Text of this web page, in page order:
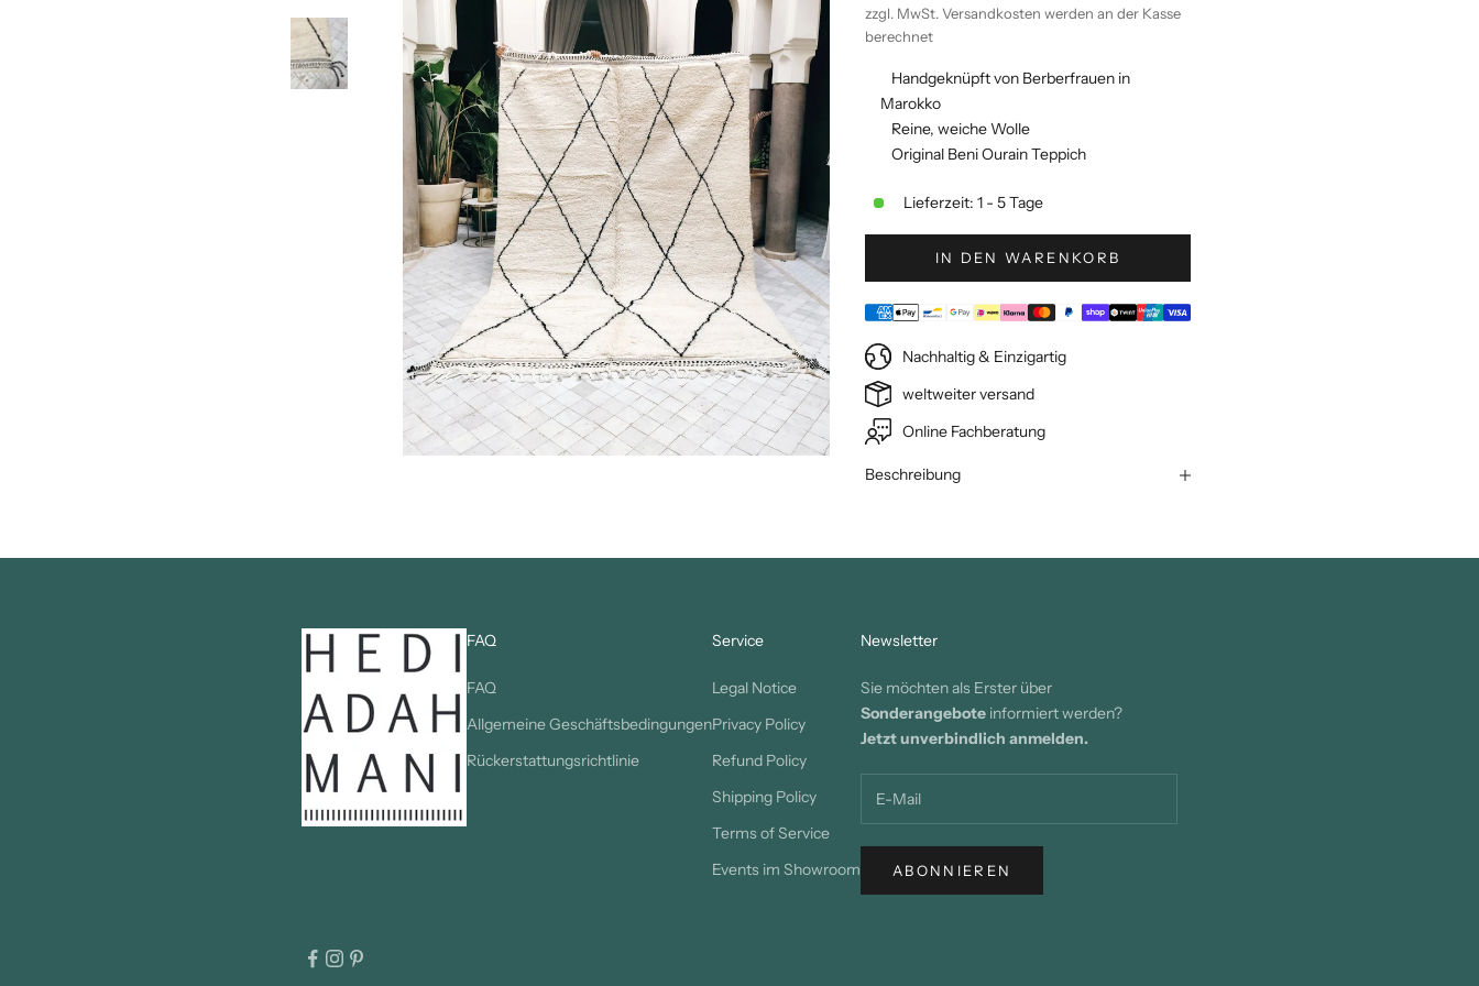
zzgl. MwSt. Versandkosten werden an der Kasse
berechnet
Handgeknüpft von Berberfrauen in
Marokko
Reine, weiche Wolle
Original Beni Ourain Teppich
Lieferzeit: 1 - 5 Tage
IN DEN WARENKORB
Nachhaltig & Einzigartig
weltweiter versand
Online Fachberatung
Beschreibung
FAQ
FAQ
Allgemeine Geschäftsbedingungen
Rückerstattungsrichtlinie
Service
Legal Notice
Privacy Policy
Refund Policy
Shipping Policy
Terms of Service
Events im Showroom
Newsletter
Sie möchten als Erster über
Sonderangebote informiert werden?
Jetzt unverbindlich anmelden.
ABONNIEREN